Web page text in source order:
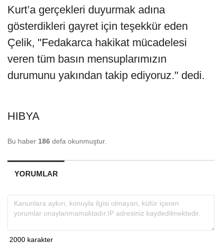
Kurt’a gerçekleri duyurmak adına
gösterdikleri gayret için teşekkür eden
Çelik, "Fedakarca hakikat mücadelesi
veren tüm basın mensuplarımızın
durumunu yakından takip ediyoruz." dedi.
HIBYA
Bu haber 186 defa okunmuştur.
YORUMLAR